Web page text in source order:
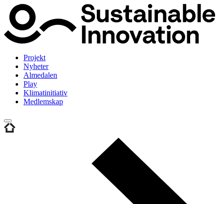
Projekt
Nyheter
Almedalen
Play
Klimatinitiativ
Medlemskap